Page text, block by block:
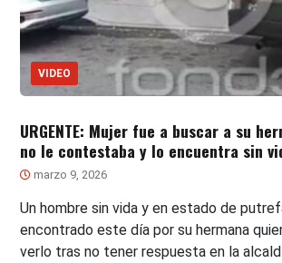
VIDEO
URGENTE: Mujer fue a buscar a su
no le contestaba y lo encuentra sin
marzo 9, 2026
Un hombre sin vida y en estado de
encontrado este día por su hermana
verlo tras no tener respuesta en la